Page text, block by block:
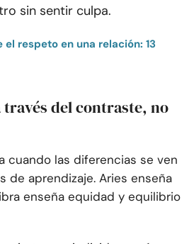
sin sentir culpa.
respeto en una relación: 13
del contraste, no
cuando las diferencias se ven
de aprendizaje. Aries enseña
enseña equidad y equilibrio